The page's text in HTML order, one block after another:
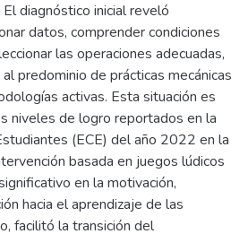
diagnóstico inicial reveló
datos, comprender condiciones
las operaciones adecuadas,
predominio de prácticas mecánicas
activas. Esta situación es
niveles de logro reportados en la
(ECE) del año 2022 en la
basada en juegos lúdicos
en la motivación,
hacia el aprendizaje de las
facilitó la transición del